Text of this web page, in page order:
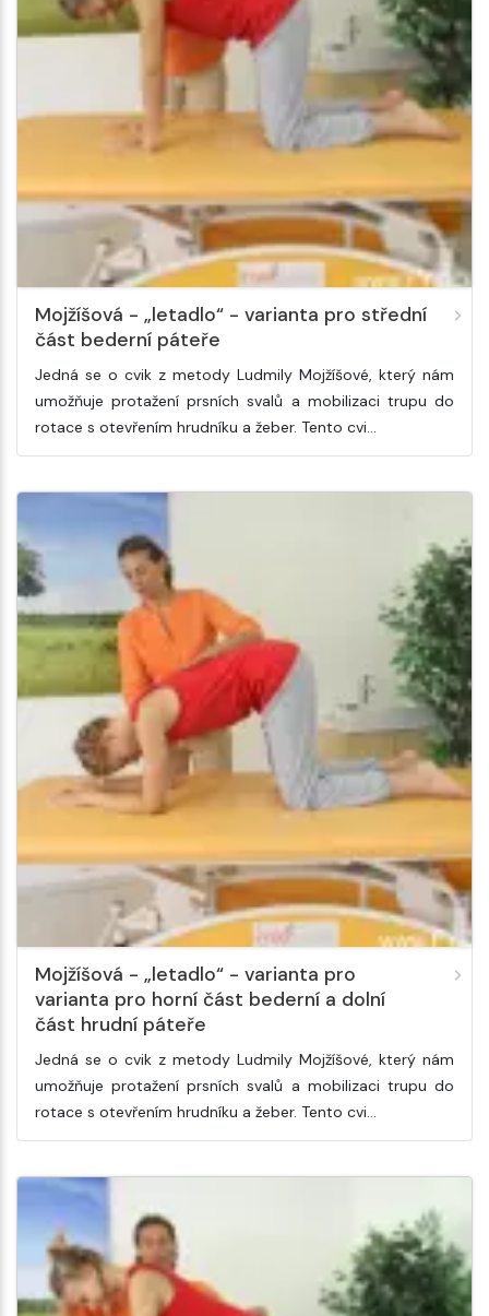
Mojžíšová - „letadlo“ - varianta pro střední
část bederní páteře
Jedná se o cvik z metody Ludmily Mojžíšové, který nám
umožňuje protažení prsních svalů a mobilizaci trupu do
rotace s otevřením hrudníku a žeber. Tento cvi…
Mojžíšová - „letadlo“ - varianta pro
varianta pro horní část bederní a dolní
část hrudní páteře
Jedná se o cvik z metody Ludmily Mojžíšové, který nám
umožňuje protažení prsních svalů a mobilizaci trupu do
rotace s otevřením hrudníku a žeber. Tento cvi…